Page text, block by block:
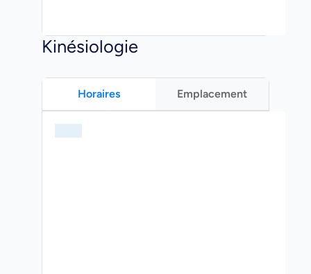
Kinésiologie
Horaires Emplacement